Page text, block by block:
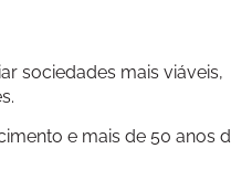
sociedades mais viáveis,
e mais de 50 anos